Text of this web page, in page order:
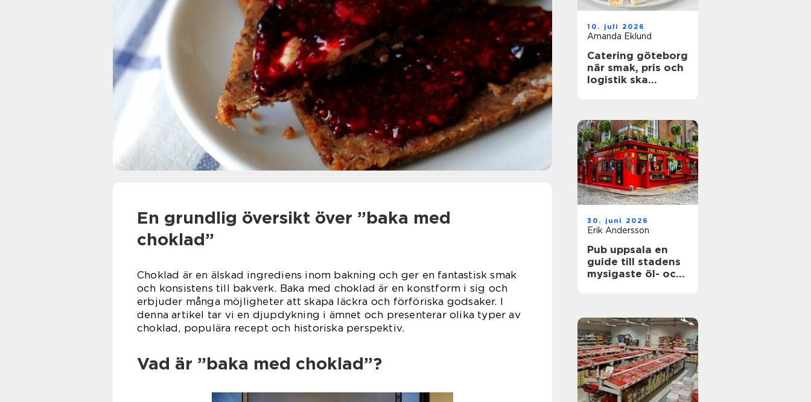
En grundlig översikt över ”baka med
choklad”
Choklad är en älskad ingrediens inom bakning och ger en fantastisk smak
och konsistens till bakverk. Baka med choklad är en konstform i sig och
erbjuder många möjligheter att skapa läckra och förföriska godsaker. I
denna artikel tar vi en djupdykning i ämnet och presenterar olika typer av
choklad, populära recept och historiska perspektiv.
Vad är ”baka med choklad”?
10. juli 2026
Amanda Eklund
Catering göteborg
när smak, pris och
logistik ska
30. juni 2026
Erik Andersson
Pub uppsala en
guide till stadens
mysigaste öl- och